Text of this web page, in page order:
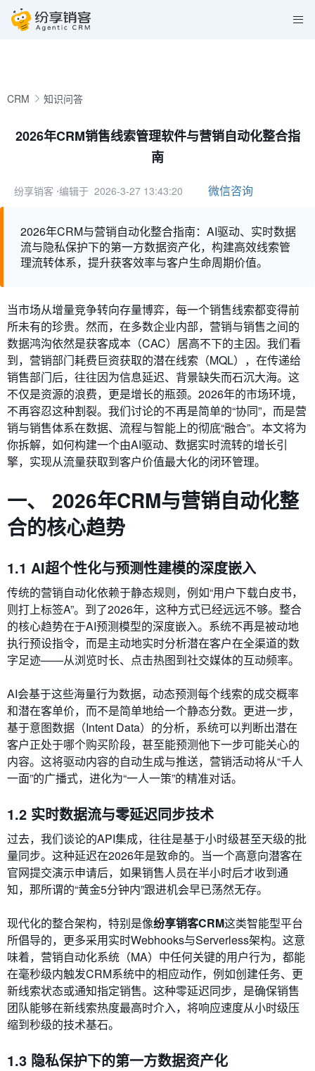
CRM 知识问答
2026年CRM销售线索管理软件与营销自动化整合指
南
纷享销客 ⋅编辑于 2026-3-27 13:43:20 微信咨询
2026年CRM与营销自动化整合指南：AI驱动、实时数据
流与隐私保护下的第一方数据资产化，构建高效线索管
理流转体系，提升获客效率与客户生命周期价值。
当市场从增量竞争转向存量博弈，每一个销售线索都变得前
所未有的珍贵。然而，在多数企业内部，营销与销售之间的
数据鸿沟依然是获客成本（CAC）居高不下的主因。我们看
到，营销部门耗费巨资获取的潜在线索（MQL），在传递给
销售部门后，往往因为信息延迟、背景缺失而石沉大海。这
不仅是资源的浪费，更是增长的瓶颈。2026年的市场环境，
不再容忍这种割裂。我们讨论的不再是简单的“协同”，而是营
销与销售体系在数据、流程与智能上的彻底“融合”。本文将为
你拆解，如何构建一个由AI驱动、数据实时流转的增长引
擎，实现从流量获取到客户价值最大化的闭环管理。
一、 2026年CRM与营销自动化整
合的核心趋势
1.1 AI超个性化与预测性建模的深度嵌入
传统的营销自动化依赖于静态规则，例如“用户下载白皮书，
则打上标签A”。到了2026年，这种方式已经远远不够。整合
的核心趋势在于AI预测模型的深度嵌入。系统不再是被动地
执行预设指令，而是主动地实时分析潜在客户在全渠道的数
字足迹——从浏览时长、点击热图到社交媒体的互动频率。
AI会基于这些海量行为数据，动态预测每个线索的成交概率
和潜在客单价，而不是简单地给一个静态分数。更进一步，
基于意图数据（Intent Data）的分析，系统可以判断出潜在
客户正处于哪个购买阶段，甚至能预测他下一步可能关心的
内容。这将驱动内容的自动生成与推送，营销活动将从“千人
一面”的广播式，进化为“一人一策”的精准对话。
1.2 实时数据流与零延迟同步技术
过去，我们谈论的API集成，往往是基于小时级甚至天级的批
量同步。这种延迟在2026年是致命的。当一个高意向潜客在
官网提交演示申请后，如果销售人员在半小时后才收到通
知，那所谓的“黄金5分钟内”跟进机会早已荡然无存。
现代化的整合架构，特别是像纷享销客CRM这类智能型平台
所倡导的，更多采用实时Webhooks与Serverless架构。这意
味着，营销自动化系统（MA）中任何关键的用户行为，都能
在毫秒级内触发CRM系统中的相应动作，例如创建任务、更
新线索状态或通知指定销售。这种零延迟同步，是确保销售
团队能够在新线索热度最高时介入，将响应速度从小时级压
缩到秒级的技术基石。
1.3 隐私保护下的第一方数据资产化